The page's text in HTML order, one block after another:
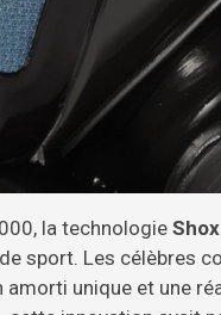
la technologie Shox
sport. Les célèbres
amorti unique et une